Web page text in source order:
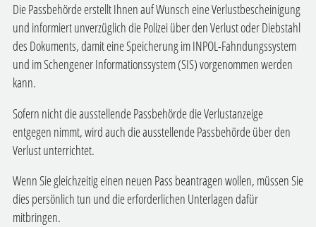
Die Passbehörde erstellt Ihnen auf Wunsch eine Verlustbescheinigung
und informiert unverzüglich die Polizei über den Verlust oder Diebstahl
des Dokuments, damit eine Speicherung im INPOL-Fahndungssystem
und im Schengener Informationssystem (SIS) vorgenommen werden
kann.
Sofern nicht die ausstellende Passbehörde die Verlustanzeige
entgegen nimmt, wird auch die ausstellende Passbehörde über den
Verlust unterrichtet.
Wenn Sie gleichzeitig einen neuen Pass beantragen wollen, müssen Sie
dies persönlich tun und die erforderlichen Unterlagen dafür
mitbringen.